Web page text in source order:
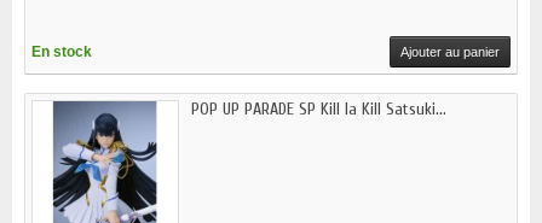
En stock Ajouter au panier
POP UP PARADE SP Kill la Kill Satsuki...